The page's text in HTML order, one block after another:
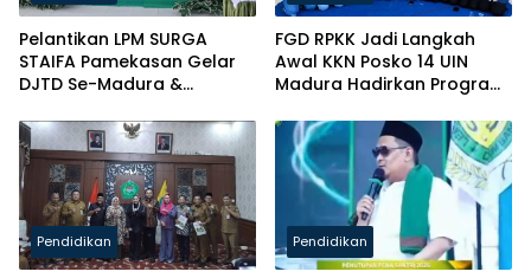
Pelantikan LPM SURGA
STAIFA Pamekasan Gelar
DJTD Se-Madura &
FGD RPKK Jadi Langkah
Awal KKN Posko 14 UIN
Madura Hadirkan Program
Pendidikan Pendidikan